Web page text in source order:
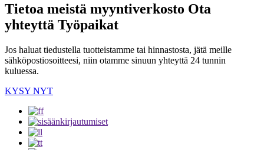
Tietoa meistä myyntiverkosto Ota
yhteyttä Työpaikat
Jos haluat tiedustella tuotteistamme tai hinnastosta, jätä meille
sähköpostiosoitteesi, niin otamme sinuun yhteyttä 24 tunnin
kuluessa.
KYSY NYT